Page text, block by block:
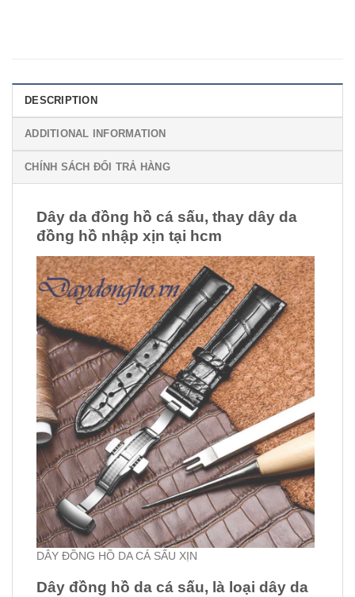
DESCRIPTION
ADDITIONAL INFORMATION
CHÍNH SÁCH ĐỔI TRẢ HÀNG
Dây da đồng hồ cá sấu, thay dây da
đồng hồ nhập xịn tại hcm
DÂY ĐỒNG HỒ DA CÁ SẤU XỊN
Dây đồng hồ da cá sấu, là loại dây da